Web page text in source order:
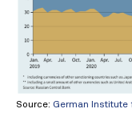
Source: German Institute